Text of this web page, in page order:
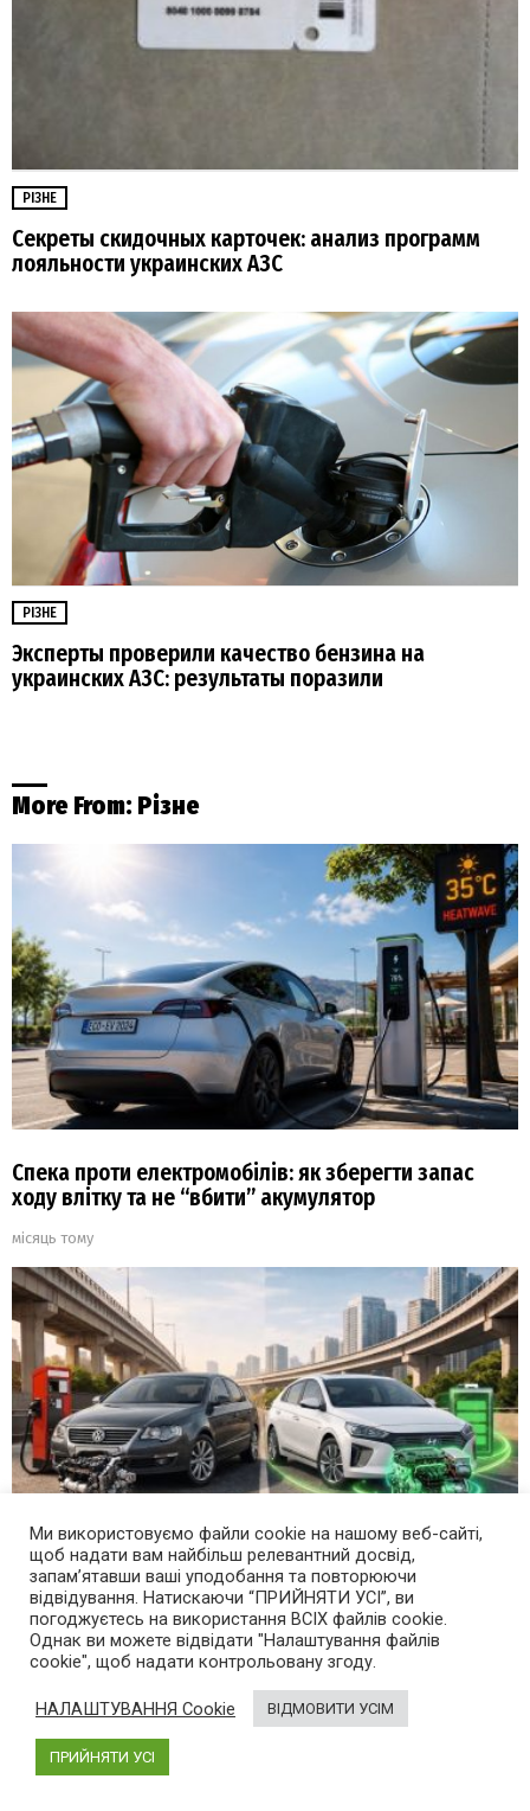
РІЗНЕ
Секреты скидочных карточек: анализ программ
лояльности украинских АЗС
РІЗНЕ
Эксперты проверили качество бензина на
украинских АЗС: результаты поразили
More From: Різне
Спека проти електромобілів: як зберегти запас
ходу влітку та не “вбити” акумулятор
місяць тому
Проста математика: чи варто купувати гібрид у
2026 році – розрахунок окупності
4 місяці тому
Ми використовуємо файли cookie на нашому веб-сайті,
щоб надати вам найбільш релевантний досвід,
запам’ятавши ваші уподобання та повторюючи
відвідування. Натискаючи “ПРИЙНЯТИ УСІ”, ви
погоджуєтесь на використання ВСІХ файлів cookie.
Однак ви можете відвідати "Налаштування файлів
cookie", щоб надати контрольовану згоду.
НАЛАШТУВАННЯ Cookie ВІДМОВИТИ УСІМ
ПРИЙНЯТИ УСІ